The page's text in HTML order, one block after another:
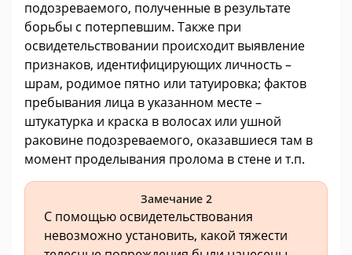
подозреваемого, полученные в результате
борьбы с потерпевшим. Также при
освидетельствовании происходит выявление
признаков, идентифицирующих личность –
шрам, родимое пятно или татуировка; фактов
пребывания лица в указанном месте –
штукатурка и краска в волосах или ушной
раковине подозреваемого, оказавшиеся там в
момент проделывания пролома в стене и т.п.
Замечание 2
С помощью освидетельствования
невозможно установить, какой тяжести